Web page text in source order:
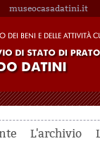
museocasadatini.it
L'archivio